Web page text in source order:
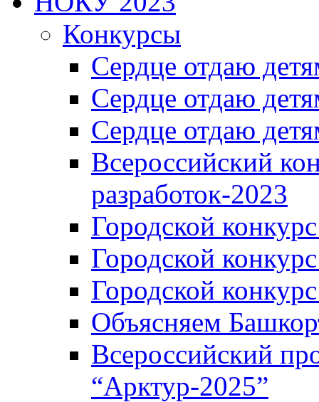
Конкурсы
Сердце отдаю
Сердце отдаю
Сердце отдаю
Всероссийский
разработок-2023
Городской
Городской
Городской
Объясняем
Всероссийский
“Арктур-2025”